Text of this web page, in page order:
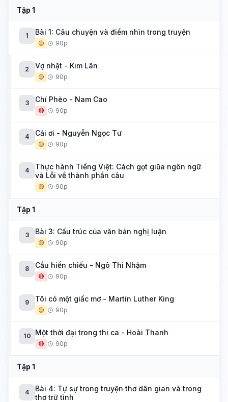
Tập 1
1 Bài 1: Câu chuyện và điểm nhìn trong truyện
🟡 90p
2 Vợ nhặt - Kim Lân
🟡 90p
3 Chí Phèo - Nam Cao
🔴 90p
4 Cải ơi - Nguyễn Ngọc Tư
🟡 90p
4
Thực hành Tiếng Việt: Cách gọt giũa ngôn ngữ
và Lỗi về thành phần câu
🟡 90p
Tập 1
3 Bài 3: Cấu trúc của văn bản nghị luận
🟡 90p
8 Cầu hiền chiếu - Ngô Thì Nhậm
🔴 90p
9 Tôi có một giấc mơ - Martin Luther King
🟡 90p
10 Một thời đại trong thi ca - Hoài Thanh
🔴 90p
Tập 1
4
Bài 4: Tự sự trong truyện thơ dân gian và trong
thơ trữ tình